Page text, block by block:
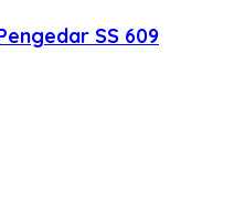
SS 609